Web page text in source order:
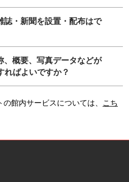
誌・新聞を設置・配布はで
、概要、写真データなどが
ればよいですか？
館内サービスについては、 こち